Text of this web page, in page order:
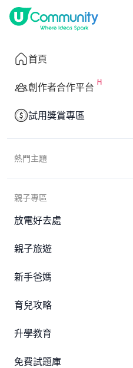
首頁
創作者合作平台
試用獎賞專區
熱門主題
親子專區
放電好去處
親子旅遊
新手爸媽
育兒攻略
升學教育
免費試題庫